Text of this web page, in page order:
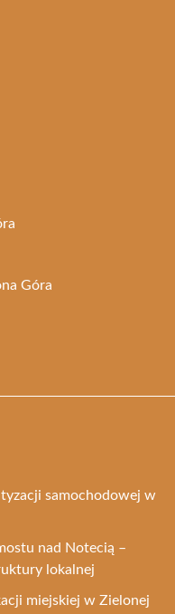
Góra
samochodowej w
nad Notecią –
lokalnej
miejskiej w Zielonej